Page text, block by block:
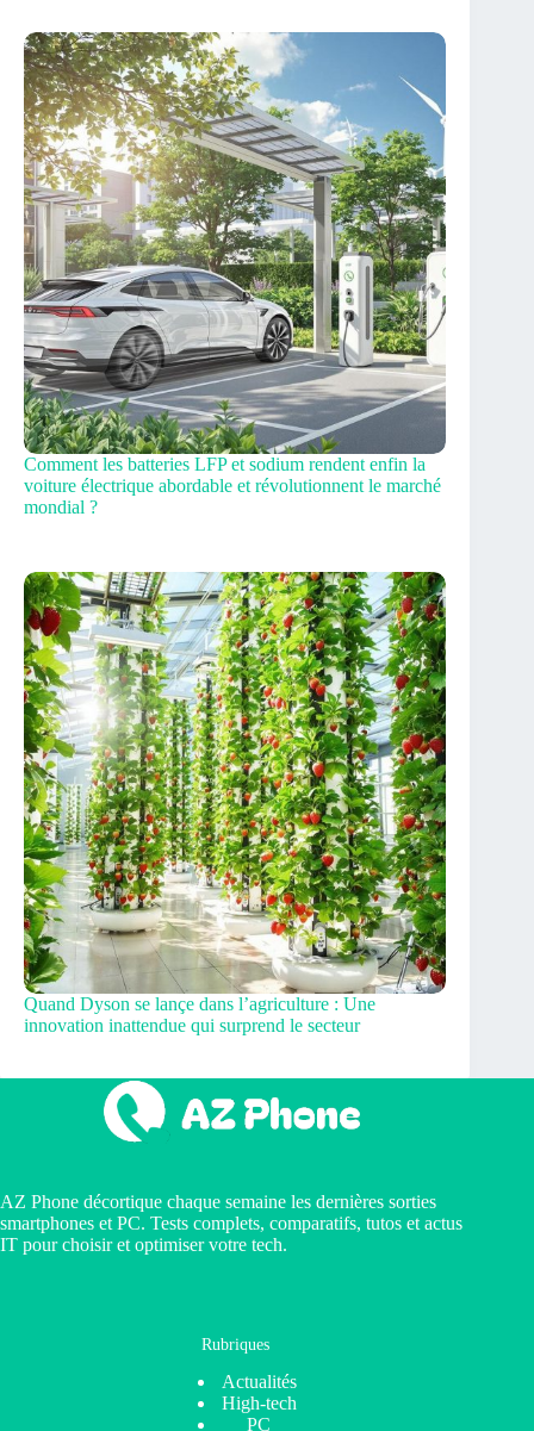
Comment les batteries LFP et sodium rendent enfin la
voiture électrique abordable et révolutionnent le marché
mondial ?
Quand Dyson se lançe dans l’agriculture : Une
innovation inattendue qui surprend le secteur
AZ Phone décortique chaque semaine les dernières sorties
smartphones et PC. Tests complets, comparatifs, tutos et actus
IT pour choisir et optimiser votre tech.
Rubriques
Actualités
High-tech
PC